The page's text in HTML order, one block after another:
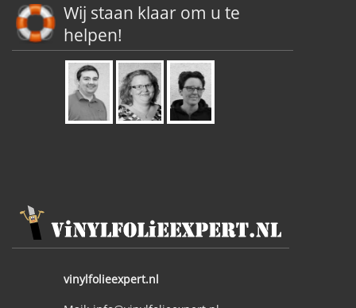
Wij staan klaar om u te
helpen!
vinylfolieexpert.nl